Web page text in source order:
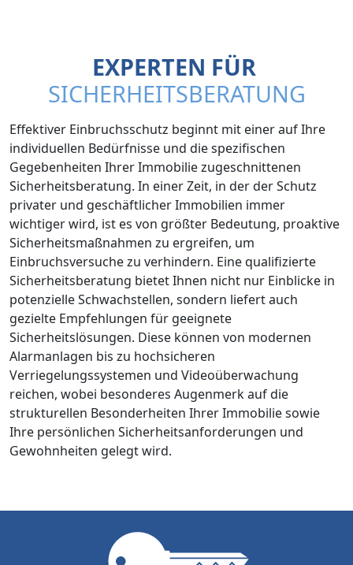
EXPERTEN FÜR
SICHERHEITSBERATUNG
Effektiver Einbruchsschutz beginnt mit einer auf Ihre
individuellen Bedürfnisse und die spezifischen
Gegebenheiten Ihrer Immobilie zugeschnittenen
Sicherheitsberatung. In einer Zeit, in der der Schutz
privater und geschäftlicher Immobilien immer
wichtiger wird, ist es von größter Bedeutung, proaktive
Sicherheitsmaßnahmen zu ergreifen, um
Einbruchsversuche zu verhindern. Eine qualifizierte
Sicherheitsberatung bietet Ihnen nicht nur Einblicke in
potenzielle Schwachstellen, sondern liefert auch
gezielte Empfehlungen für geeignete
Sicherheitslösungen. Diese können von modernen
Alarmanlagen bis zu hochsicheren
Verriegelungssystemen und Videoüberwachung
reichen, wobei besonderes Augenmerk auf die
strukturellen Besonderheiten Ihrer Immobilie sowie
Ihre persönlichen Sicherheitsanforderungen und
Gewohnheiten gelegt wird.